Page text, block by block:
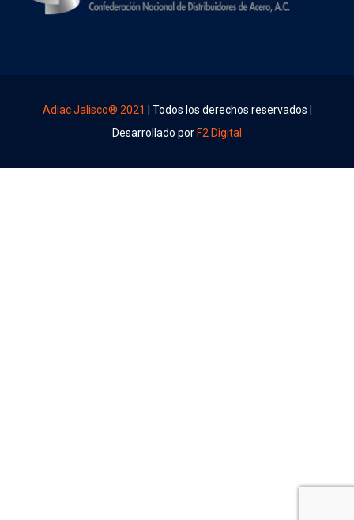
Adiac Jalisco® 2021
| Todos los derechos reservados |
Desarrollado por F2 Digital